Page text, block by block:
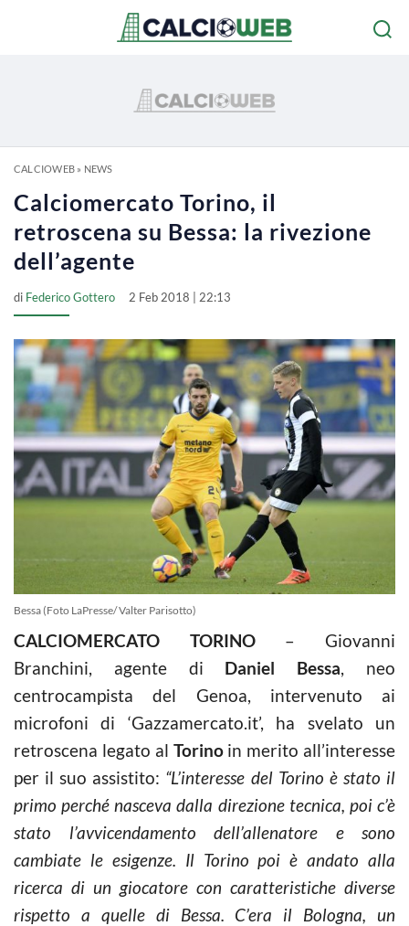
CALCIOWEB» NEWS
Calciomercato Torino, il
retroscena su Bessa: la rivezione
dell’agente
di Federico Gottero 2 Feb 2018 | 22:13
Bessa (Foto LaPresse/ Valter Parisotto)
CALCIOMERCATO TORINO– Giovanni
Branchini, agente di Daniel Bessa, neo
centrocampista del Genoa, intervenuto ai
microfoni di ‘Gazzamercato.it’, ha svelato un
retroscena legato al Torinoin merito all’interesse
per il suo assistito: “L’interesse del Torino è stato il
primo perché nasceva dalla direzione tecnica, poi c’è
stato l’avvicendamento dell’allenatore e sono
cambiate le esigenze. Il Torino poi è andato alla
ricerca di un giocatore con caratteristiche diverse
rispetto a quelle di Bessa. C’era il Bologna, un